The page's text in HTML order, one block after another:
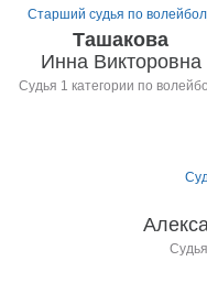
Старший судья по
Ташакова
Инна Викторовна
Судья 1 категории по